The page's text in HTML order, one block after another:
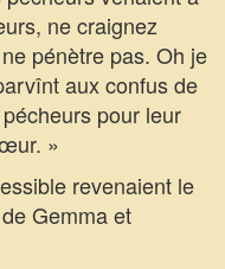
ne craignez
pénètre pas. Oh je
aux confus de
pour leur
»
revenaient le
Gemma et